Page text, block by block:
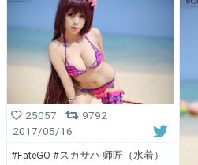
25057
9792
2017/05/16
#FateGO #スカサハ 师匠（水着）